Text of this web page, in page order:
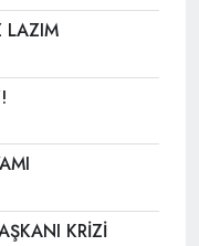
LAZIM
KRİZİ